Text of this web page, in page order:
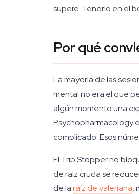
supere. Tenerlo en el
Por qué
La mayoría de las
mental no era el que
algún momento una
Psychopharmacology
complicado. Esos
El Trip Stopper no
de raíz cruda se
de laraíz de valeriana,